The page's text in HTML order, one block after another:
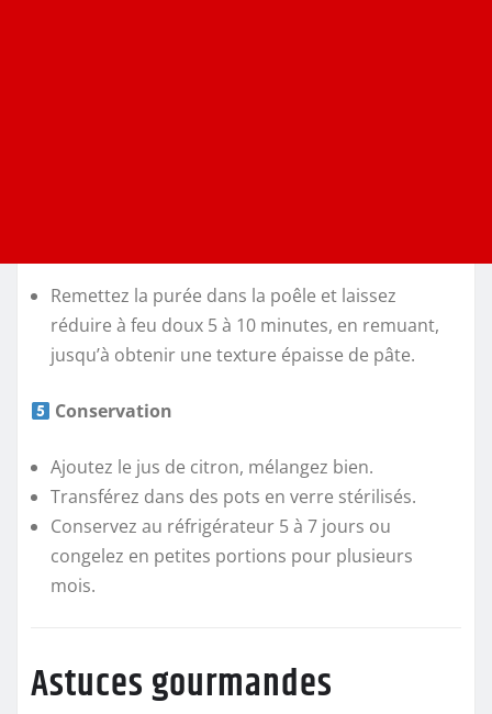
Remettez la purée dans la poêle et laissez
réduire à feu doux 5 à 10 minutes, en remuant,
jusqu’à obtenir une texture épaisse de pâte.
Conservation
Ajoutez le jus de citron, mélangez bien.
Transférez dans des pots en verre stérilisés.
Conservez au réfrigérateur 5 à 7 jours ou
congelez en petites portions pour plusieurs
mois.
Astuces gourmandes